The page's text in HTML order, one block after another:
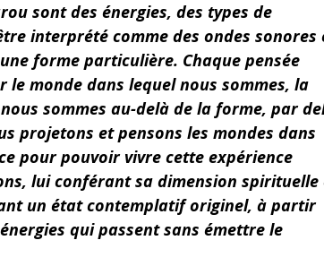
sont des énergies, des types de
interprété comme des ondes sonores
forme particulière. Chaque pensée
monde dans lequel nous sommes, la
sommes au-delà de la forme, par
projetons et pensons les mondes dans
pour pouvoir vivre cette expérience
lui conférant sa dimension spirituelle
un état contemplatif originel, à partir
qui passent sans émettre le